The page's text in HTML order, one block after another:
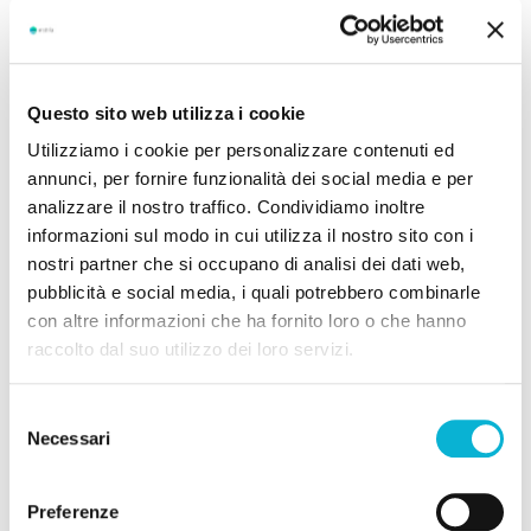
Questo sito web utilizza i cookie
Utilizziamo i cookie per personalizzare contenuti ed
annunci, per fornire funzionalità dei social media e per
analizzare il nostro traffico. Condividiamo inoltre
informazioni sul modo in cui utilizza il nostro sito con i
nostri partner che si occupano di analisi dei dati web,
pubblicità e social media, i quali potrebbero combinarle
con altre informazioni che ha fornito loro o che hanno
raccolto dal suo utilizzo dei loro servizi.
delNecessari
Preferenze
3. Business Layer
vengono resi operativi attraverso attività di
gestione delle opportunità di business . Parliamo quindi
dell’iter che va dall’individuazione di potenziali mercati
e clienti alla gestione e finalizzazione della
componente contrattualistica con i new client/new
opportunity, completandosi con lo svolgimento di
attività di gestione cliente/contratto.
4. Delivery Layer
posizionano i processi che vanno
dall’impostazione dei
& Build, Run & Improve. Il tutto è abbracciato da